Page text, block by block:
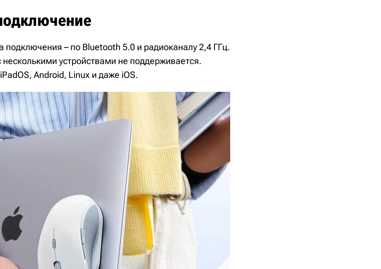
– по Bluetooth 5.0 и радиоканалу 2,4 ГГц.
устройствами не поддерживается.
Android, Linux и даже iOS.